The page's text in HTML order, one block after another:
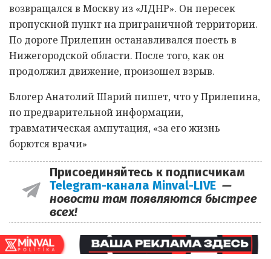
возвращался в Москву из «ЛДНР». Он пересек
пропускной пункт на приграничной территории.
По дороге Прилепин останавливался поесть в
Нижегородской области. После того, как он
продолжил движение, произошел взрыв.
Блогер Анатолий Шарий пишет, что у Прилепина,
по предварительной информации,
травматическая ампутация, «за его жизнь
борются врачи»
Присоединяйтесь к подписчикам
Telegram-канала Minval-LIVE —
новости там появляются быстрее
всех!